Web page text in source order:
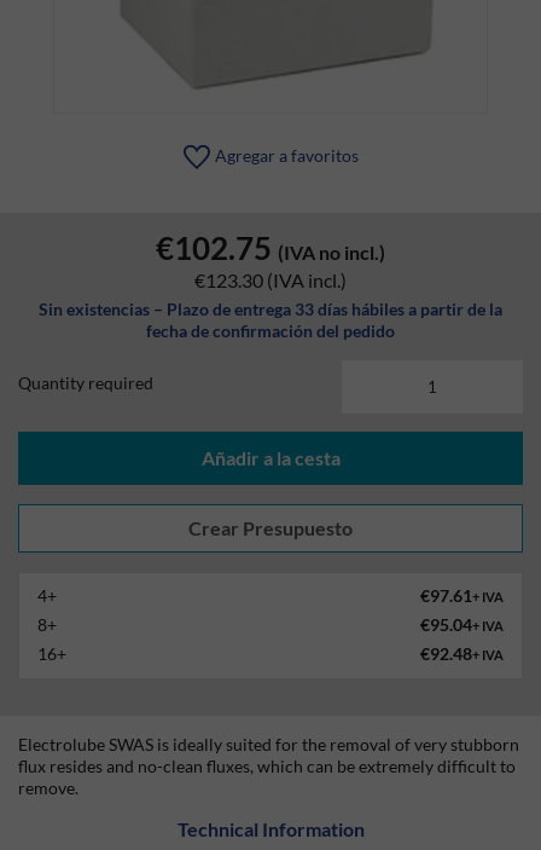
Agregar a favoritos
€102.75 (IVA no incl.)
€123.30 (IVA incl.)
Sin existencias – Plazo de entrega 33 días hábiles a partir de la
fecha de confirmación del pedido
Quantity required
Añadir a la cesta
4+ €97.61+ IVA
8+ €95.04+ IVA
16+ €92.48+ IVA
Electrolube SWAS is ideally suited for the removal of very stubborn
flux resides and no-clean fluxes, which can be extremely difficult to
remove.
Technical Information